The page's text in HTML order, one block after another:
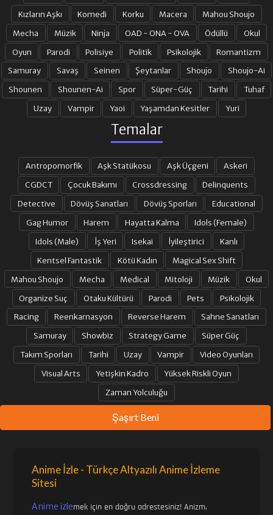
Kızların Aşkı Komedi Korku Macera
Mahou Shoujo
Mecha
Müzik Ninja OAD - ONA - OVA Ödüllü
Okul
Oyun
Parodi Polisiye Politik Psikolojik
Romantizm
Samuray
Savaş Seinen Şeytanlar Shoujo
Shoujo-Ai
Shounen
Shounen-Ai Spor Süper-Güç Tarihi
Tuhaf
Uzay
Vampir Yaoi Yaşamdan Kesitler Yuri
Temalar
Antropomorfik Aşk Statükosu Aşk Üçgeni
Askeri
CGDCT
Çocuk Bakımı Crossdressing
Delinquents
Detective
Dövüş Sanatları Dövüş Sporları
Educational
Gag Humor
Harem Hayatta Kalma
Idols (Female)
Idols (Male)
İş Yeri Isekai İyileştirici
Kanlı
Kentsel Fantastik
Kötü Kadın
Magical Sex Shift
Mahou Shoujo
Mecha Medical Mitoloji Müzik
Okul
Organize Suç
Otaku Kültürü Parodi Pets
Psikolojik
Racing
Reenkarnasyon Reverse Harem
Sahne Sanatları
Samuray
Showbiz Strategy Game
Süper Güç
Takım Sporları
Tarihi Uzay Vampir
Video Oyunları
Visual Arts
Yetişkin Kadro
Yüksek Riskli Oyun
Zaman Yolculuğu
Şaşırt Beni
Anime İzle - Türkçe Altyazılı Anime İzleme
Sitesi
Anime izlemek için en doğru adrestesiniz! Anizm,